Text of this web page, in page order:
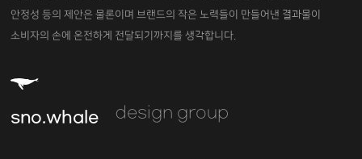
안정성 등의 제안은 물론이며 브랜드의 작은 노력들이 만들어낸 결과물이
소비자의 손에 온전하게 전달되기까지를 생각합니다.
sno.whale design group